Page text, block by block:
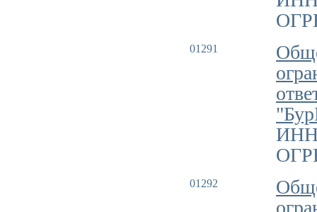
01291
ИНН
01292